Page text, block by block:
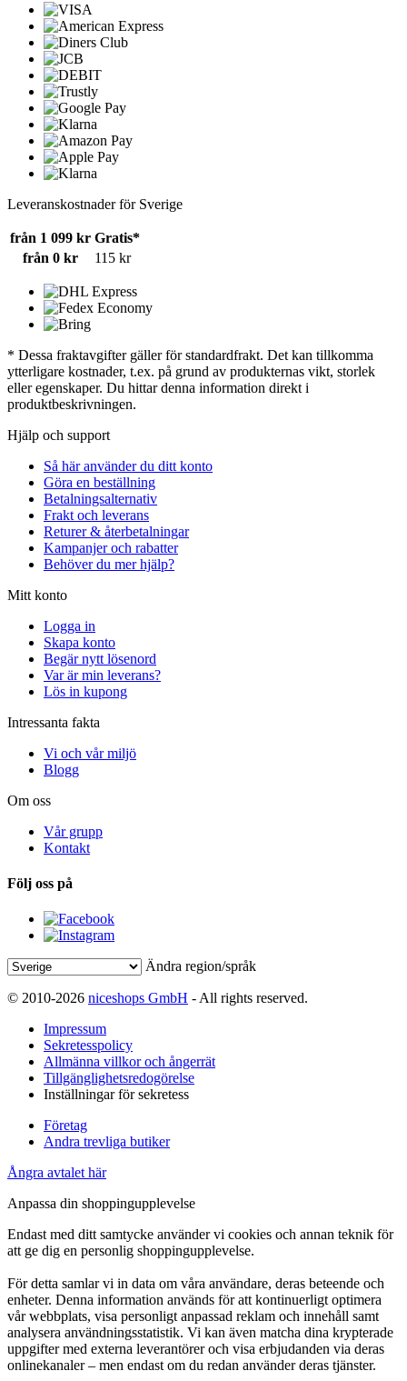
Leveranskostnader för Sverige
från 1 099 kr Gratis*
från 0 kr
115 kr
* Dessa fraktavgifter gäller för standardfrakt. Det kan tillkomma
ytterligare kostnader, t.ex. på grund av produkternas vikt, storlek
eller egenskaper. Du hittar denna information direkt i
produktbeskrivningen.
Hjälp och support
Så här använder du ditt konto
Göra en beställning
Betalningsalternativ
Frakt och leverans
Returer & återbetalningar
Kampanjer och rabatter
Behöver du mer hjälp?
Mitt konto
Logga in
Skapa konto
Begär nytt lösenord
Var är min leverans?
Lös in kupong
Intressanta fakta
Vi och vår miljö
Blogg
Om oss
Vår grupp
Kontakt
Följ oss på
Ändra region/språk
© 2010-2026 niceshops GmbH - All rights reserved.
Impressum
Sekretesspolicy
Allmänna villkor och ångerrät
Tillgänglighetsredogörelse
Inställningar för sekretess
Företag
Andra trevliga butiker
Ångra avtalet här
Anpassa din shoppingupplevelse
Endast med ditt samtycke använder vi cookies och annan teknik för
att ge dig en personlig shoppingupplevelse.
För detta samlar vi in data om våra användare, deras beteende och
enheter. Denna information används för att kontinuerligt optimera
vår webbplats, visa personligt anpassad reklam och innehåll samt
analysera användningsstatistik. Vi kan även matcha dina krypterade
uppgifter med externa leverantörer och visa erbjudanden via deras
onlinekanaler – men endast om du redan använder deras tjänster.